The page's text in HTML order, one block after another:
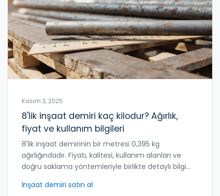
Kasım 3, 2025
8'lik inşaat demiri kaç kilodur? Ağırlık,
fiyat ve kullanım bilgileri
8'lik inşaat demirinin bir metresi 0,395 kg
ağırlığındadır. Fiyatı, kalitesi, kullanım alanları ve
doğru saklama yöntemleriyle birlikte detaylı bilgi
İnşaat demiri satın al